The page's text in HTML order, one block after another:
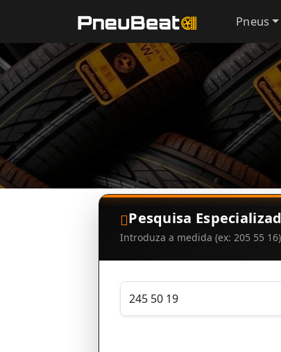
Pneus
Pesquisa
Introduza a medida (ex: 205 55